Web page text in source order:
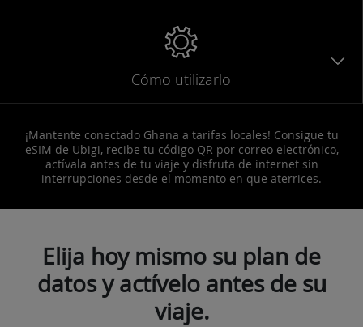
Cómo utilizarlo
¡Mantente conectado Ghana a tarifas locales! Consigue tu
eSIM de Ubigi, recibe tu código QR por correo electrónico,
actívala antes de tu viaje y disfruta de internet sin
interrupciones desde el momento en que aterrices.
Elija hoy mismo su plan de
datos y actívelo antes de su
viaje.